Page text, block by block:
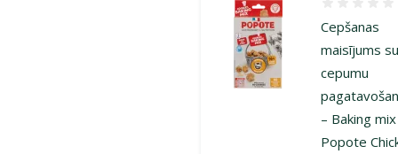
Cepšanas
maisījums
cepumu
– Baking mix
Popote